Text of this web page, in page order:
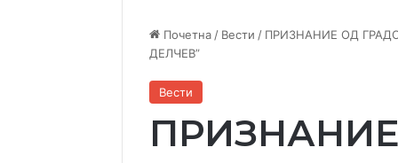
Почетна / Вести / ПРИЗНАНИЕ ОД
ДЕЛЧЕВ”
Вести